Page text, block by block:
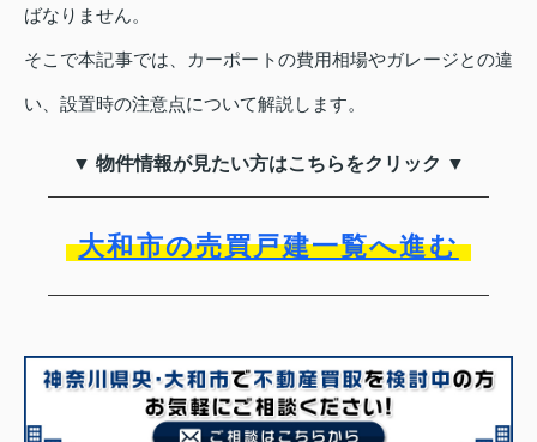
ばなりません。
そこで本記事では、カーポートの費用相場やガレージとの違
い、設置時の注意点について解説します。
▼ 物件情報が見たい方はこちらをクリック ▼
大和市の売買戸建一覧へ進む